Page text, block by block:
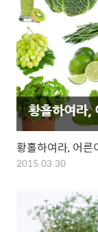
황홀하여라, 어른
2015.03.30